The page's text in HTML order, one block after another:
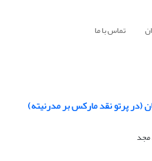
تماس با ما
(در پرتو نقد مارکس بر مدرنیته)
مجد